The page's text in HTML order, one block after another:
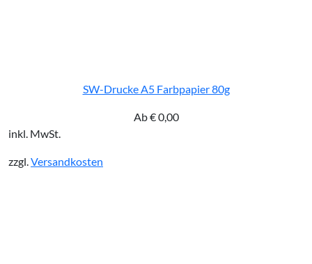
SW-Drucke A5 Farbpapier 80g
Ab€0,00
inkl. MwSt.
zzgl. Versandkosten